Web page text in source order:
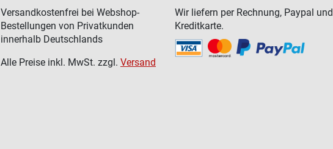
Versandkostenfrei bei Webshop-
Bestellungen von Privatkunden
innerhalb Deutschlands
Alle Preise inkl. MwSt. zzgl. Versand
Wir liefern per Rechnung, Paypal und
Kreditkarte.